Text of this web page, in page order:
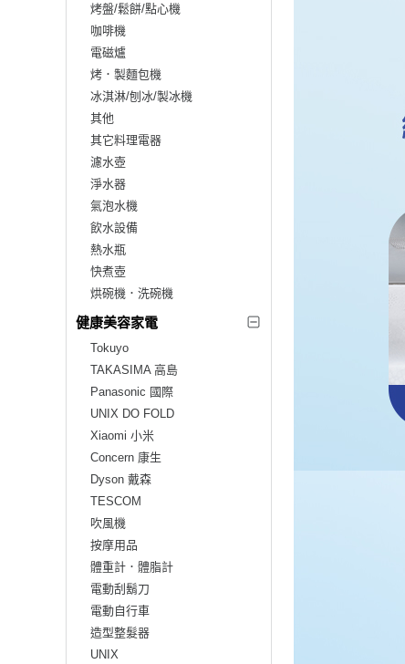
烤盤/鬆餅/點心機
咖啡機
電磁爐
烤．製麵包機
冰淇淋/刨冰/製冰機
其他
其它料理電器
濾水壺
淨水器
氣泡水機
飲水設備
熱水瓶
快煮壺
烘碗機．洗碗機
健康美容家電
Tokuyo
TAKASIMA 高島
Panasonic 國際
UNIX DO FOLD
Xiaomi 小米
Concern 康生
Dyson 戴森
TESCOM
吹風機
按摩用品
體重計．體脂計
電動刮鬍刀
電動自行車
造型整髮器
UNIX